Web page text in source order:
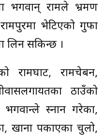
भगवान् रामले भ्रमण
भेटिएको गुफा
सकिन्छ ।
रामघाट, रामचेबन,
ठाउँको
स्नान गरेका,
खाना पकाएका चुलो,